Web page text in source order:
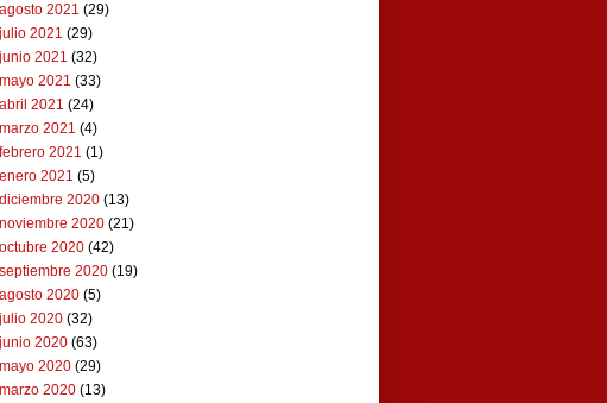
agosto 2021 (29)
julio 2021 (29)
junio 2021 (32)
mayo 2021 (33)
abril 2021 (24)
marzo 2021 (4)
febrero 2021 (1)
enero 2021 (5)
diciembre 2020 (13)
noviembre 2020 (21)
octubre 2020 (42)
septiembre 2020 (19)
agosto 2020 (5)
julio 2020 (32)
junio 2020 (63)
mayo 2020 (29)
marzo 2020 (13)